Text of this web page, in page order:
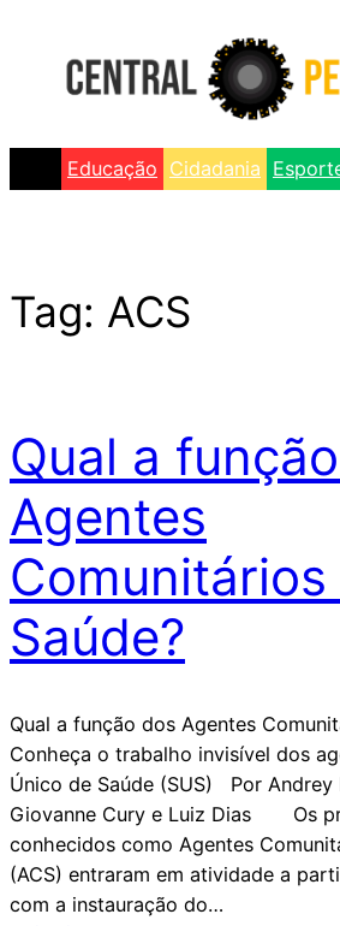
content
Educação Cidadania
Tag: ACS
Qual a
Agentes
Comunitários
Saúde?
Qual a função dos Agentes
Conheça o trabalho invisível dos
Único de Saúde (SUS) Por Andrey
Giovanne Cury e Luiz Dias Os
conhecidos como Agentes
(ACS) entraram em atividade a
com a instauração do…